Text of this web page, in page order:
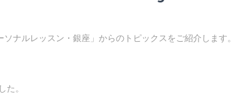
ソナルレッスン・銀座」からのトピックスをご紹介します。
た。